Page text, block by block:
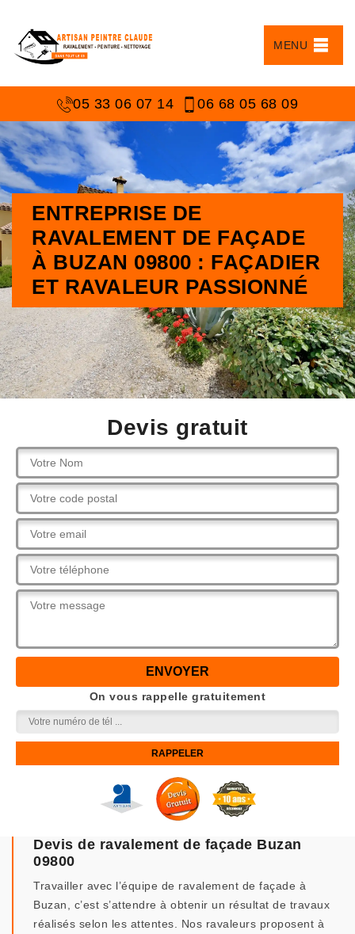
MENU
05 33 06 07 14 06 68 05 68 09
ENTREPRISE DE
RAVALEMENT DE FAÇADE
À BUZAN 09800 : FAÇADIER
ET RAVALEUR PASSIONNÉ
Devis gratuit
On vous rappelle gratuitement
Devis de ravalement de façade Buzan
09800
Travailler avec l’équipe de ravalement de façade à
Buzan, c’est s’attendre à obtenir un résultat de travaux
réalisés selon les attentes. Nos ravaleurs proposent à